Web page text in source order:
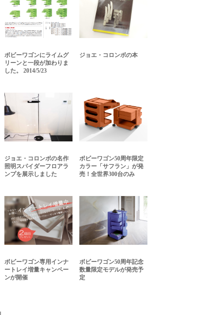
ボビーワゴンにライムグ
リーンと一段が加わりま
した。 2014/5/23
ジョエ・コロンボの本
ジョエ・コロンボの名作
照明スパイダーフロアラ
ンプを展示しました
ボビーワゴン50周年限定
カラー「サフラン」が発
売！全世界300台のみ
ボビーワゴン専用インナ
ートレイ増量キャンペー
ンが開催
ボビーワゴン50周年記念
数量限定モデルが発売予
定